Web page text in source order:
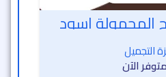
المحمولة اسود
التجميل
متوفر الآن